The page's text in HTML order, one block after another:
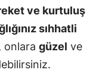
ve kurtuluş
sıhhatli
onlara güzel ve